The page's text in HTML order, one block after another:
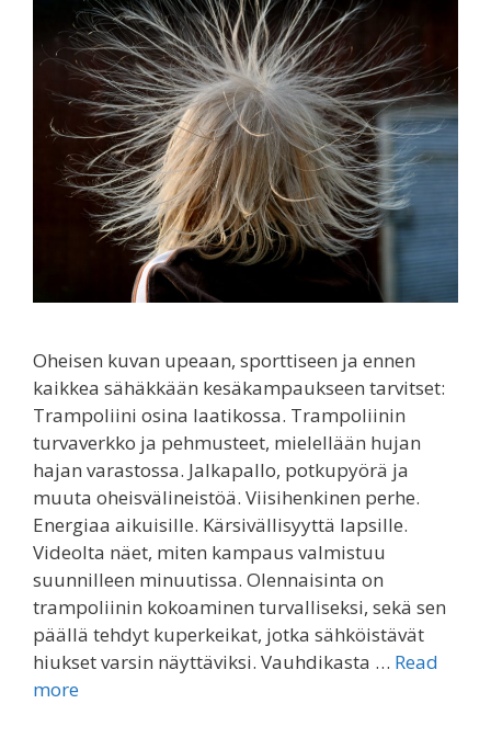
Oheisen kuvan upeaan, sporttiseen ja ennen
kaikkea sähäkkään kesäkampaukseen tarvitset:
Trampoliini osina laatikossa. Trampoliinin
turvaverkko ja pehmusteet, mielellään hujan
hajan varastossa. Jalkapallo, potkupyörä ja
muuta oheisvälineistöä. Viisihenkinen perhe.
Energiaa aikuisille. Kärsivällisyyttä lapsille.
Videolta näet, miten kampaus valmistuu
suunnilleen minuutissa. Olennaisinta on
trampoliinin kokoaminen turvalliseksi, sekä sen
päällä tehdyt kuperkeikat, jotka sähköistävät
hiukset varsin näyttäviksi. Vauhdikasta … Read
more